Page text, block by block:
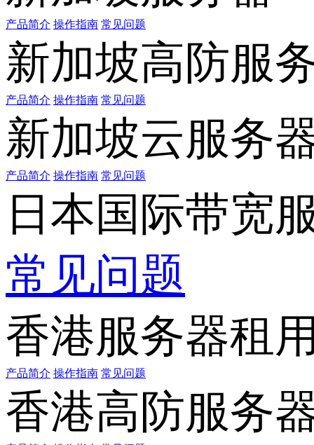
产品简介 操作指南 常见问题
新加坡高防服
产品简介 操作指南 常见问题
新加坡云服务
产品简介 操作指南 常见问题
日本国际带宽
常见问题
香港服务器租
产品简介 操作指南 常见问题
香港高防服务